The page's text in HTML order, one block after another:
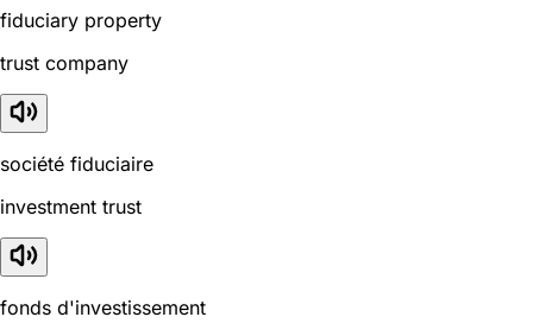
fiduciary property
trust company
société fiduciaire
investment trust
fonds d'investissement